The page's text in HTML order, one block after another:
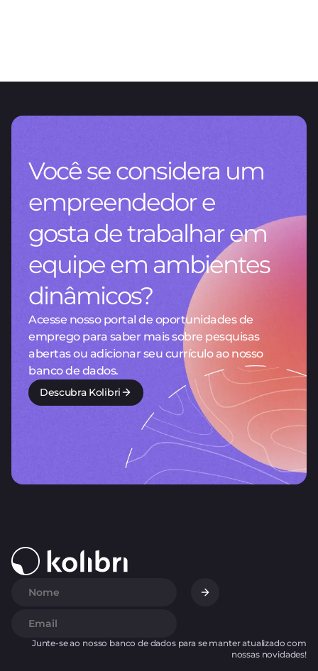
Você se considera um
empreendedor e
gosta de trabalhar em
equipe em ambientes
dinâmicos?
Acesse nosso portal de oportunidades de
emprego para saber mais sobre pesquisas
abertas ou adicionar seu currículo ao nosso
banco de dados.
Descubra Kolibri
Junte-se ao nosso banco de dados para se manter atualizado com
nossas novidades!